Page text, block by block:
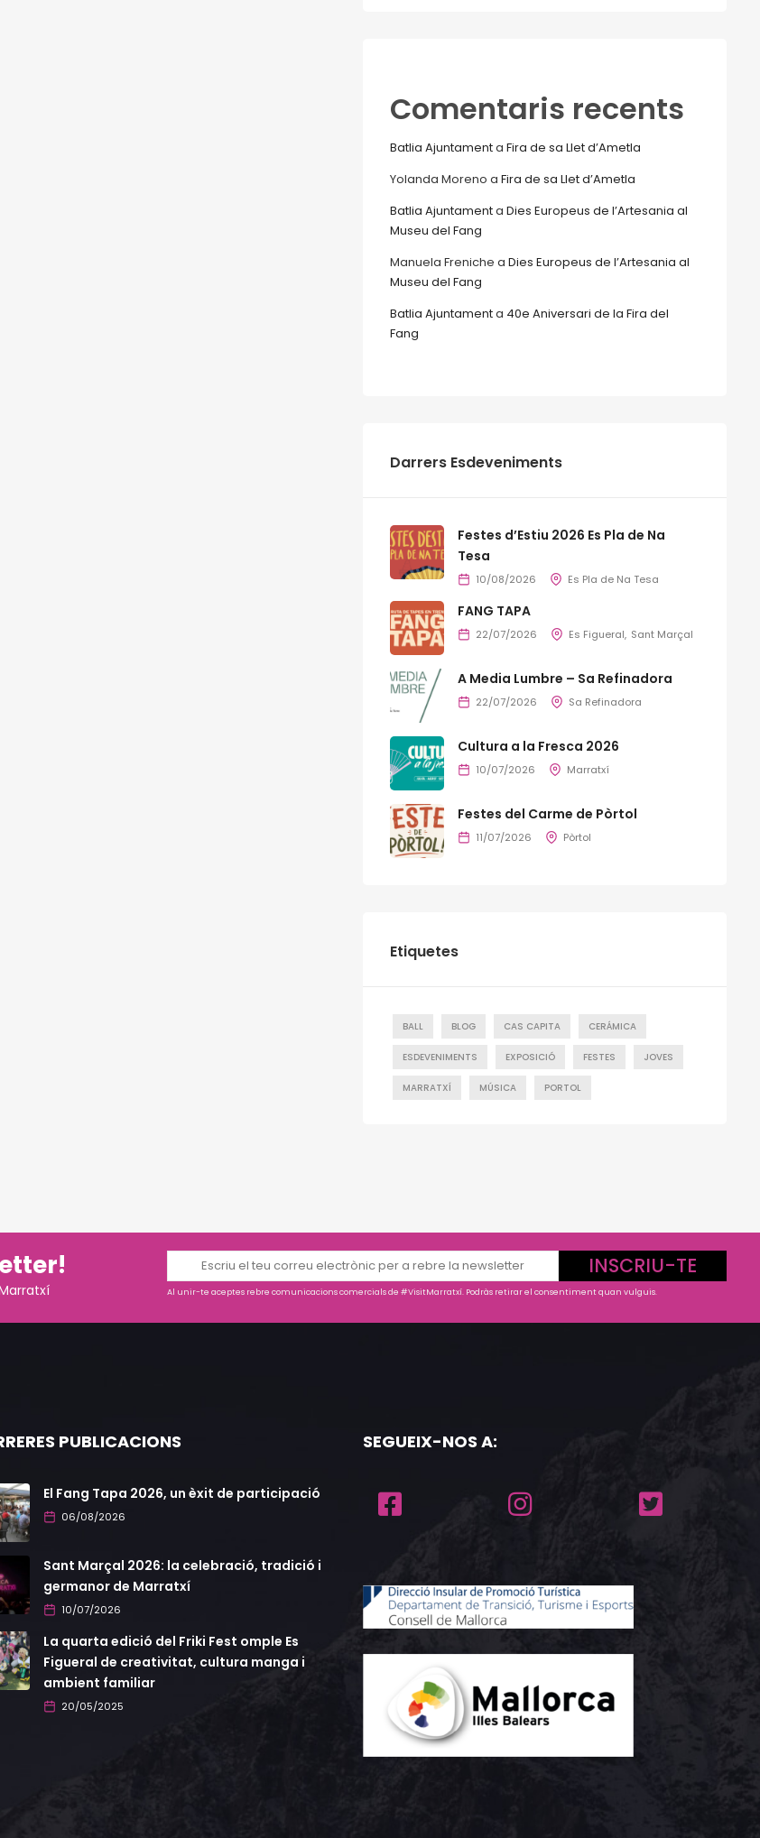
Comentaris recents
Batlia Ajuntamenta Fira de sa Llet d’Ametla
Yolanda Moreno a Fira de sa Llet d’Ametla
Batlia Ajuntamenta Dies Europeus de l’Artesania al
Museu del Fang
Manuela Freniche a Dies Europeus de l’Artesania al
Museu del Fang
Batlia Ajuntamenta 40e Aniversari de la Fira del
Fang
Darrers Esdeveniments
Festes d’Estiu 2026 Es Pla de Na
Tesa
10/08/2026 Es Pla de Na Tesa
FANG TAPA
22/07/2026 Es Figueral Sant Marçal
A Media Lumbre – Sa Refinadora
22/07/2026 Sa Refinadora
Cultura a la Fresca 2026
10/07/2026 Marratxí
Festes del Carme de Pòrtol
11/07/2026 Pòrtol
Etiquetes
BALL BLOG CAS CAPITA CERÁMICA
ESDEVENIMENTS EXPOSICIÓ FESTES JOVES
MARRATXÍ MÚSICA PORTOL
INSCRIU-TE
Al unir-te aceptes rebre comunicacions comercials de #VisitMarratxí. Podràs retirar el consentiment quan vulguis.
PUBLICACIONS
El Fang Tapa 2026, un èxit de participació
06/08/2026
Sant Marçal 2026: la celebració, tradició i
germanor de Marratxí
10/07/2026
La quarta edició del Friki Fest omple Es
Figueral de creativitat, cultura manga i
ambient familiar
20/05/2025
SEGUEIX-NOS A: